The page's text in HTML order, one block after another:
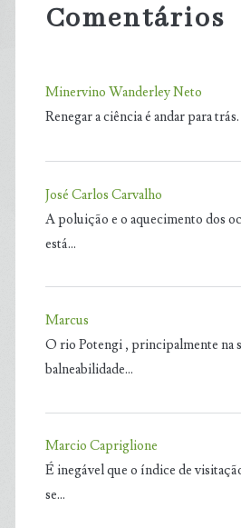
Comentários
Minervino Wanderley Neto
Renegar a ciência é andar para trás.
José Carlos Carvalho
A poluição e o aquecimento dos
está…
Marcus
O rio Potengi , principalmente na
balneabilidade…
Marcio Capriglione
É inegável que o índice de
se…